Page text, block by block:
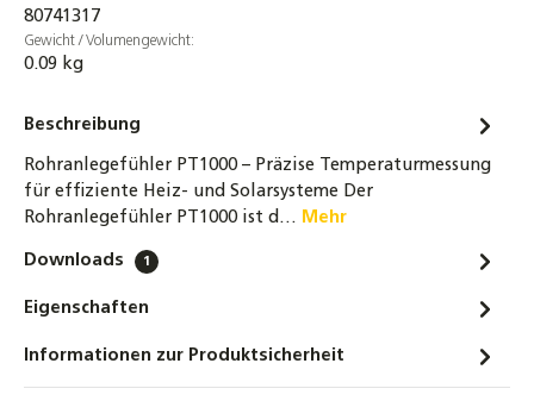
SOREL TDC Smart Compact, Solarsteuerung
Solarregler
179,90 €
Außentemperatursfühler PT1000 Basic –
präziser Außensensor für Heizungs-, Solar-
& Wärmepumpenregelung, IP44, −50 bis +80
°C
80741317
Gewicht / Volumengewicht:
0.09 kg
Beschreibung
Rohranlegefühler PT1000 – Präzise Temperaturmessung
für effiziente Heiz- und Solarsysteme Der
Rohranlegefühler PT1000 ist d… Mehr
Downloads 1
Eigenschaften
Informationen zur Produktsicherheit